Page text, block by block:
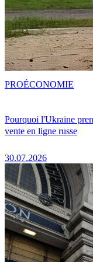
Pourquoi l'Ukraine
vente en ligne russe
30.07.2026
PROÉCONOMIE